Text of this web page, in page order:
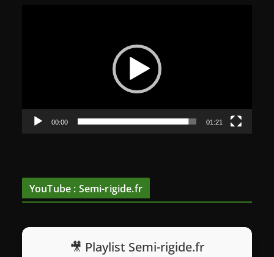
i
o
00:00 01:21
YouTube : Semi-rigide.fr
🎥 Playlist Semi-rigide.fr